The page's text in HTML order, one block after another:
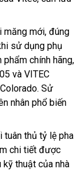
măng mới, đúng
sử dụng phụ
chính hãng,
và VITEC
Sử
nhân phổ biến
tuân thủ tỷ lệ pha
chi tiết được
thuật của nhà